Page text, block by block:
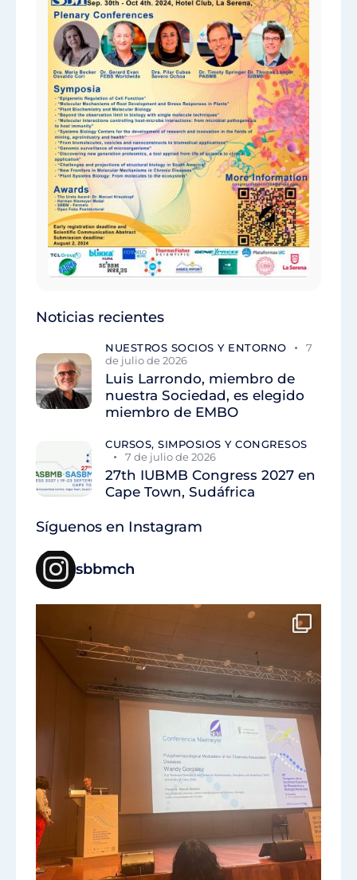
Noticias recientes
NUESTROS SOCIOS Y ENTORNO
7
de julio de 2026
Luis Larrondo, miembro de
nuestra Sociedad, es elegido
miembro de EMBO
CURSOS, SIMPOSIOS Y CONGRESOS
7 de julio de 2026
27th IUBMB Congress 2027 en
Cape Town, Sudáfrica
Síguenos en Instagram
sbbmch